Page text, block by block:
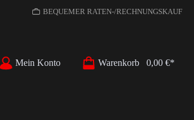
BEQUEMER RATEN-/RECHNUNGSKAUF
Mein Konto Warenkorb 0,00 €*